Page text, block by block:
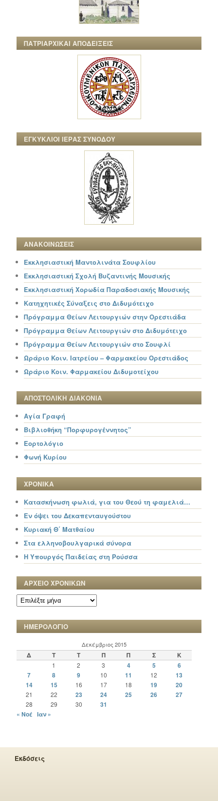
ΠΑΤΡΙΑΡΧΙΚΑΙ ΑΠΟΔΕΙΞΕΙΣ
ΕΓΚΥΚΛΙΟΙ ΙΕΡΑΣ ΣΥΝΟΔΟΥ
ΑΝΑΚΟΙΝΩΣΕΙΣ
Εκκλησιαστική Μαντολινάτα Σουφλίου
Εκκλησιαστική Σχολή Βυζαντινής Μουσικής
Εκκλησιαστική Χορωδία Παραδοσιακής Μουσικής
Κατηχητικές Σύναξεις στο Διδυμότειχο
Πρόγραμμα Θείων Λειτουργιών στην Ορεστιάδα
Πρόγραμμα Θείων Λειτουργιών στο Διδυμότειχο
Πρόγραμμα Θείων Λειτουργιών στο Σουφλί
Ωράριο Κοιν. Ιατρείου – Φαρμακείου Ορεστιάδος
Ωράριο Κοιν. Φαρμακείου Διδυμοτείχου
ΑΠΟΣΤΟΛΙΚΗ ΔΙΑΚΟΝΙΑ
Αγία Γραφή
Βιβλιοθήκη “Πορφυρογέννητος”
Εορτολόγιο
Φωνή Κυρίου
ΧΡΟΝΙΚΑ
Κατασκήνωση φωλιά, για του Θεού τη φαμελιά…
Εν όψει του Δεκαπενταυγούστου
Κυριακή Θ΄ Ματθαίου
Στα ελληνοβουλγαρικά σύνορα
Η Υπουργός Παιδείας στη Ρούσσα
ΑΡΧΕΙΟ ΧΡΟΝΙΚΩΝ
ΑΡΧΕΙΟ
ΧΡΟΝΙΚΩΝ
ΗΜΕΡΟΛΟΓΙΟ
Δεκέμβριος 2015
Δ Τ Τ Π Π Σ Κ
1 2 3 4 5
6
7
8 9 10 11 12
13
14
15 16 17 18 19 20
21 22 23 24 25 26 27
28 29 30
31
« Νοέ Ιαν »
Εκδόσεις